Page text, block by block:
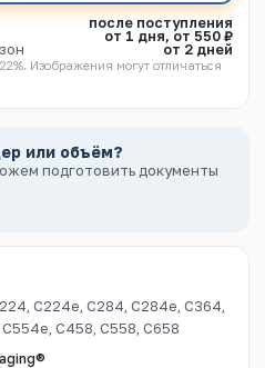
после поступления
от 1 дня, от 550 ₽
от 2 дней
Изображения могут отличаться
или объём?
подготовить документы
C224e, C284, C284e, C364,
C458, C558, C658